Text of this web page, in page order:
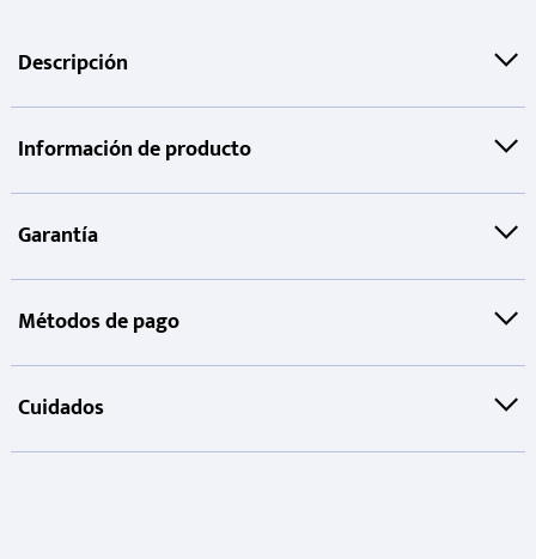
Descripción
Información de producto
Garantía
Métodos de pago
Cuidados